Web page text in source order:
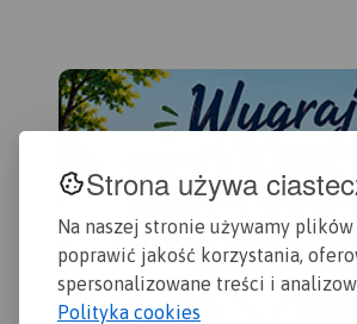
Strona używa
Na naszej stronie używamy
poprawić jakość korzystania,
spersonalizowane treści i
Polityka cookies